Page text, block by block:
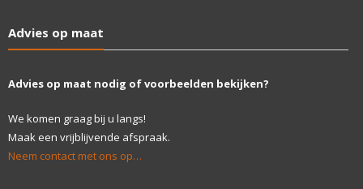
Advies op maat
Advies op maat nodig of voorbeelden bekijken?
We komen graag bij u langs!
Maak een vrijblijvende afspraak.
Neem contact met ons op…